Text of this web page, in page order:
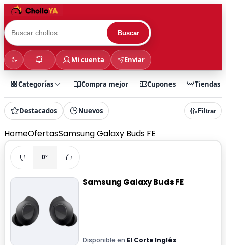
Buscar
Mi cuenta Enviar
Categorías Compra mejor Cupones Tiendas
Destacados Nuevos Filtrar
HomeOfertasSamsung Galaxy Buds FE
0°
Samsung Galaxy Buds FE
Disponible en El Corte Inglés